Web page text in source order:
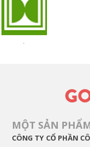
MỘT SẢN
CÔNG TY CỔ PHẦN